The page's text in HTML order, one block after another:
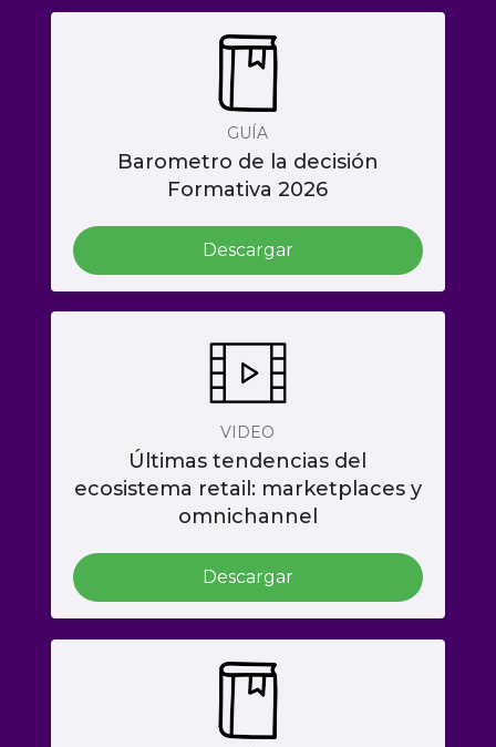
GUÍA
Barometro de la decisión
Formativa 2026
Descargar
VIDEO
Últimas tendencias del
ecosistema retail: marketplaces y
omnichannel
Descargar